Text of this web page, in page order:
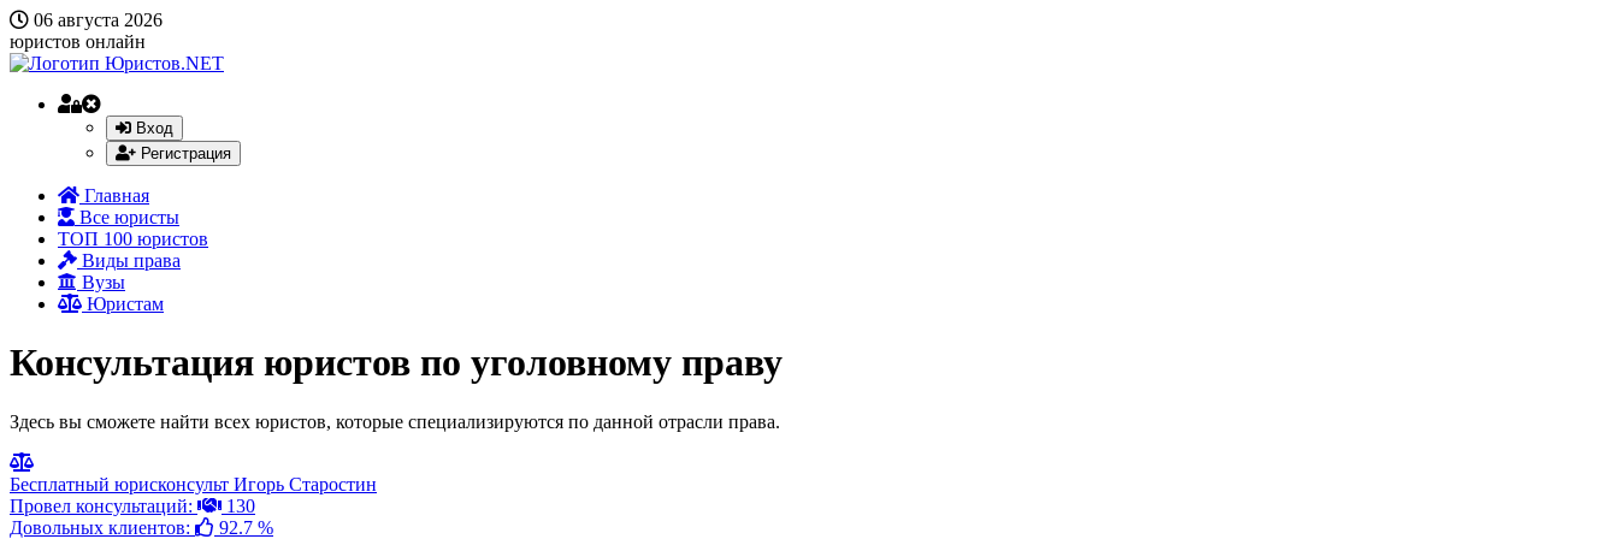
06 августа 2026
юристов онлайн
Вход
Регистрация
Главная
Все юристы
ТОП 100 юристов
Виды права
Вузы
Юристам
Консультация юристов по уголовному праву
Здесь вы сможете найти всех юристов, которые специализируются по данной отрасли права.
Бесплатный юрисконсульт Игорь Старостин
Провел консультаций:
130
Довольных клиентов:
92.7 %